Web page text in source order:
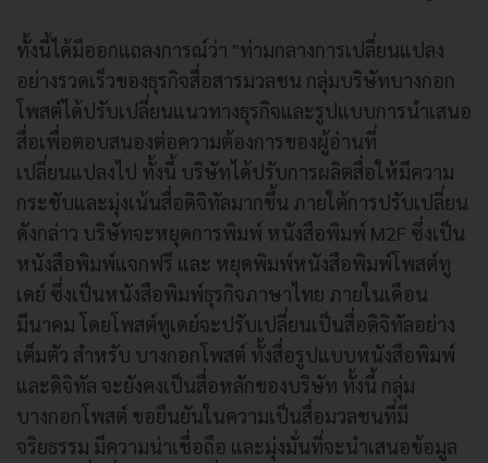
ทั้งนี้ได้มีออกแถลงการณ์ว่า "ท่ามกลางการเปลี่ยนแปลง
อย่างรวดเร็วของธุรกิจสื่อสารมวลชน กลุ่มบริษัทบางกอก
โพสต์ได้ปรับเปลี่ยนแนวทางธุรกิจและรูปแบบการนำเสนอ
สื่อเพื่อตอบสนองต่อความต้องการของผู้อ่านที่
เปลี่ยนแปลงไป ทั้งนี้ บริษัทได้ปรับการผลิตสื่อให้มีความ
กระชับและมุ่งเน้นสื่อดิจิทัลมากขึ้น ภายใต้การปรับเปลี่ยน
ดังกล่าว บริษัทจะหยุดการพิมพ์ หนังสือพิมพ์ M2F ซึ่งเป็น
หนังสือพิมพ์แจกฟรี และ หยุดพิมพ์หนังสือพิมพ์โพสต์ทู
เดย์ ซึ่งเป็นหนังสือพิมพ์ธุรกิจภาษาไทย ภายในเดือน
มีนาคม โดยโพสต์ทูเดย์จะปรับเปลี่ยนเป็นสื่อดิจิทัลอย่าง
เต็มตัว สำหรับ บางกอกโพสต์ ทั้งสื่อรูปแบบหนังสือพิมพ์
และดิจิทัล จะยังคงเป็นสื่อหลักของบริษัท ทั้งนี้ กลุ่ม
บางกอกโพสต์ ขอยืนยันในความเป็นสื่อมวลชนที่มี
จริยธรรม มีความน่าเชื่อถือ และมุ่งมั่นที่จะนำเสนอข้อมูล